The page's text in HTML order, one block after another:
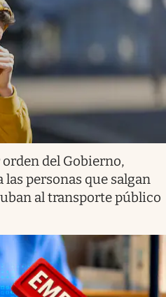
del Gobierno,
personas que salgan
al transporte público